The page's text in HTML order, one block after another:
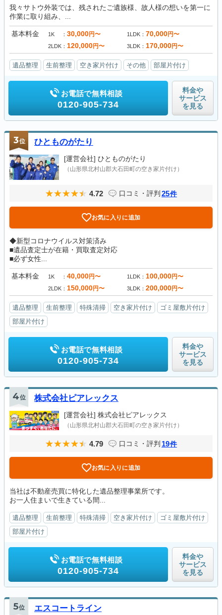
我々サトウ外装では、残されたご遺族様、故人様の想いを第一に
作業に取り組み、...
基本料金 1K 30,000円〜 1LDK 70,000円〜
2LDK 120,000円〜 3LDK 170,000円〜
遺品整理 生前整理 空き家片付け その他 部屋片付け
お電話で無料相談
0120-905-734
料金や
サービス
を見る
3位 ひとものがたり
[運営会社] ひとものがたり
（山形県北村山郡大石田町の空き家片付け）
4.72 口コミ・評判 25件
お気に入りに追加
◆新型コロナウイルス対策済み
■遺品査定士が在籍・買取査定対応
■必ず女性...
基本料金 1K 40,000円〜 1LDK 100,000円〜
2LDK 150,000円〜 3LDK 200,000円〜
遺品整理 生前整理 特殊清掃 空き家片付け
ゴミ屋敷片付け
部屋片付け
お電話で無料相談
0120-905-734
料金や
サービス
を見る
4位 株式会社ピアレックス
[運営会社] 株式会社ピアレックス
（山形県北村山郡大石田町の空き家片付け）
4.79 口コミ・評判 19件
お気に入りに追加
当社は不動産売買に特化した遺品整理事業所です。
お一人住まいで生きている間...
遺品整理 生前整理 特殊清掃 空き家片付け
ゴミ屋敷片付け
部屋片付け
お電話で無料相談
0120-905-734
料金や
サービス
を見る
5位 エスコートライン